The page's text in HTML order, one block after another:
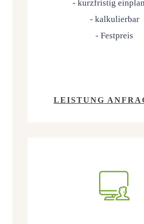
- kurz­fris­tig
- kal­ku­lier­bar
- Fest­preis
LEIS­TUNG